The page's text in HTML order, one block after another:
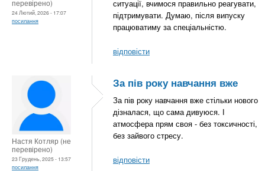
перевірено)
24 Лютий, 2026 - 17:07
посилання
ситуації, вчимося правильно реагувати,
підтримувати. Думаю, після випуску
працюватиму за спеціальністю.
відповісти
Настя Котляр (не
перевірено)
23 Грудень, 2025 - 13:57
посилання
За пів року навчання вже
За пів року навчання вже стільки нового
дізналася, що сама дивуюся. І
атмосфера прям своя - без токсичності,
без зайвого стресу.
відповісти